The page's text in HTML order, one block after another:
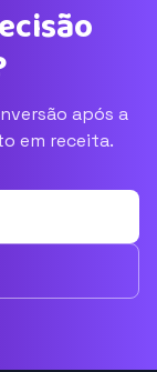
após a
em receita.